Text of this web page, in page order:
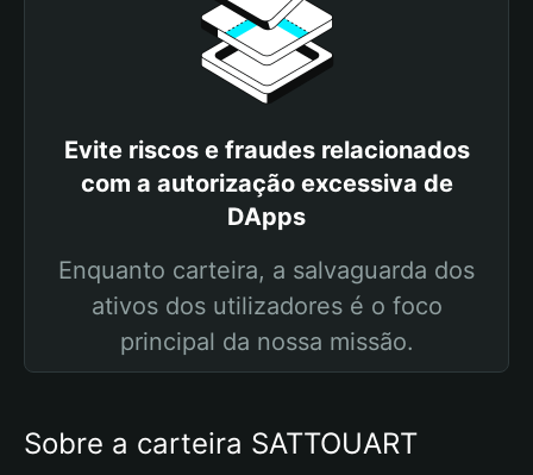
Evite riscos e fraudes relacionados
com a autorização excessiva de
DApps
Enquanto carteira, a salvaguarda dos
ativos dos utilizadores é o foco
principal da nossa missão.
Sobre a carteira SATTOUART